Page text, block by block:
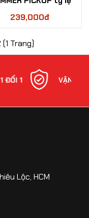
1:32
239,000đ
Trang)
VẬN CHUYỂN
Lộc, HCM